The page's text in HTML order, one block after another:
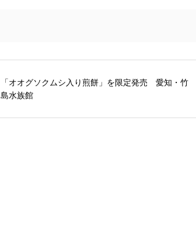
「オオグソクムシ入り煎餅」を限定発売 愛知・竹
島水族館